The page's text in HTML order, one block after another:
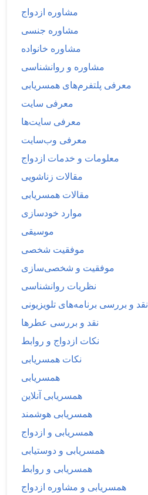
مشاوره ازدواج
مشاوره جنسی
مشاوره خانواده
مشاوره و روانشناسی
معرفی پلتفرم‌های همسریابی
معرفی سایت
معرفی سایت‌ها
معرفی وب‌سایت
معلومات و خدمات ازدواج
مقالات زناشویی
مقالات همسریابی
موارد خودسازی
موسیقی
موفقیت شخصی
موفقیت و شخصی‌سازی
نظریات روانشناسی
نقد و بررسی برنامه‌های تلویزیونی
نقد و بررسی عطرها
نکات ازدواج و روابط
نکات همسریابی
همسریابی
همسریابی آنلاین
همسریابی هوشمند
همسریابی و ازدواج
همسریابی و دوستیابی
همسریابی و روابط
همسریابی و مشاوره ازدواج